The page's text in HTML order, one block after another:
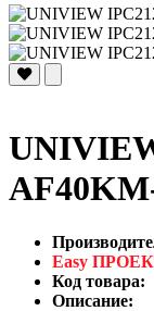
Easy
Код товара:
Описание: